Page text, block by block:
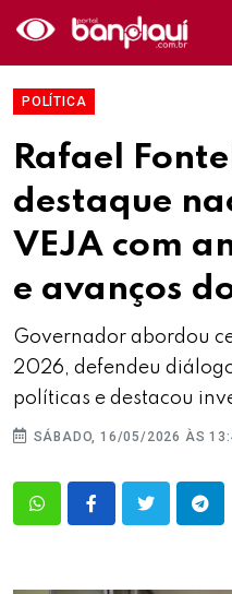
POLÍTICA
Rafael
destaque
VEJA com
e avanços
Governador abordou
2026, defendeu
políticas e destacou
SÁBADO, 16/05/2026 ÀS